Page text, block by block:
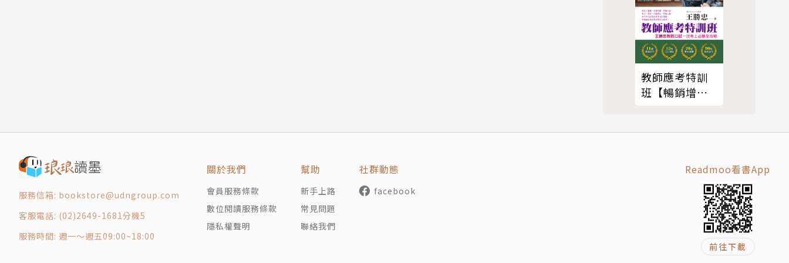
■近1000則例句：搜集近千句因文法搭配、詞彙搭配、句型、邏輯等錯誤而造成的中式英文，以正、誤方式舉例說明，
■自我評量：每章節後備有學習自評練習，方便讀者進一步鞏固前章節之學習內容。
■例句實用且生活化：涵蓋所有考試與日常寫作素材，無論書寫何種類型文章，都能運用自如。
一、由中文逐譯成英文造成的邏輯問題
三、人稱代名詞it指涉不清造成的邏輯問題
練習題
第六章 誤用名詞／主詞造成的中式英文
一、容易誤用的兩個名詞amount／number
三、使用動名詞片語當主詞
教師應考特訓
班【暢銷增
服務信箱: bookstore@udngroup.com
客服電話: (02)2649-1681分機5
服務時間: 週一～週五09:00~18:00
關於我們
會員服務條款
數位閱讀服務條款
隱私權聲明
幫助
新手上路
常見問題
聯絡我們
社群動態
facebook
Readmoo看書App
前往下載